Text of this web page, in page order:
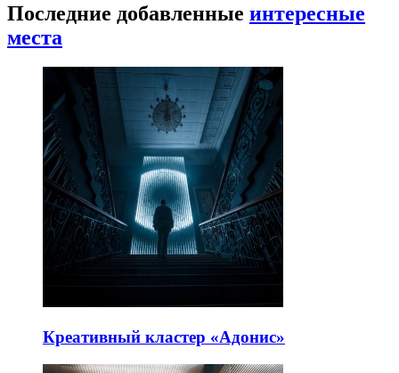
Последние добавленные интересные
места
Креативный кластер «Адонис»